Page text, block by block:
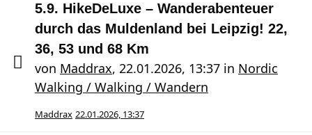
5.9. HikeDeLuxe – Wanderabenteuer
durch das Muldenland bei Leipzig! 22,
36, 53 und 68 Km
von Maddrax, 22.01.2026, 13:37 in Nordic
Walking / Walking / Wandern
Maddrax 22.01.2026, 13:37